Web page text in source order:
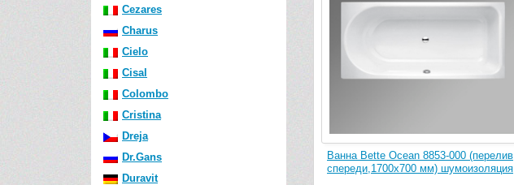
Cezares
Charus
Cielo
Cisal
Colombo
Cristina
Dreja
Dr.Gans
Duravit
Ванна Bette Ocean 8853-000 (перелив
спереди,1700х700 мм) шумоизоляция